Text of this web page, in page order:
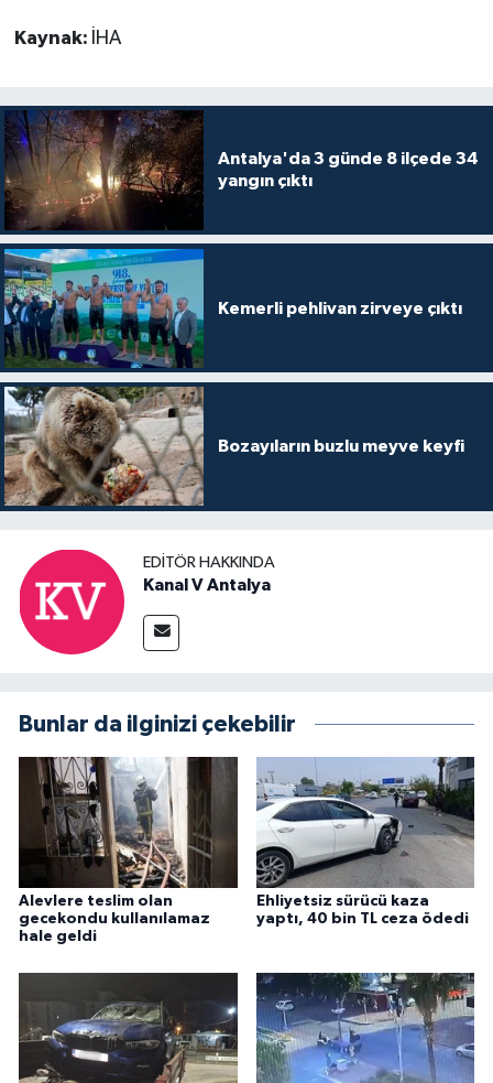
Kaynak: İHA
Antalya'da 3 günde 8 ilçede 34
yangın çıktı
Kemerli pehlivan zirveye çıktı
Bozayıların buzlu meyve keyfi
EDITÖR HAKKINDA
Kanal V Antalya
Bunlar da ilginizi çekebilir
Alevlere teslim olan
gecekondu kullanılamaz
hale geldi
Ehliyetsiz sürücü kaza
yaptı, 40 bin TL ceza ödedi